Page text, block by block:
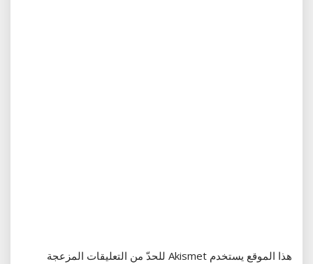
هذا الموقع يستخدم Akismet للحدّ من التعليقات المزعجة